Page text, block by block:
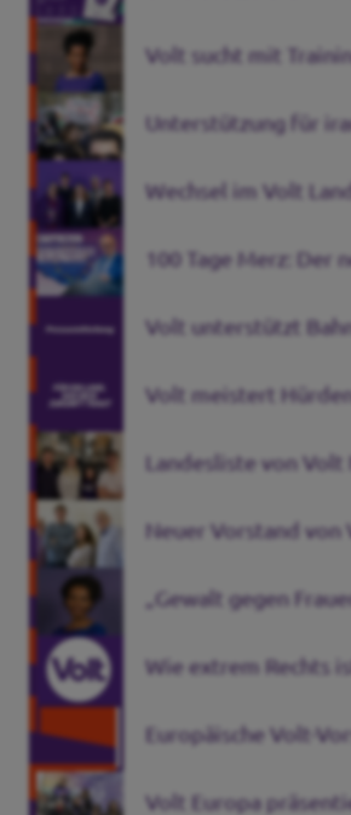
Volt sucht mit
Unterstützung für
Wechsel im Volt
100 Tage Merz: Der
Volt unterstützt
Volt meistert
Neuer Vorstand von
„Gewalt gegen
Wie extrem Rechts
Europäische Volt-
Volt Europa